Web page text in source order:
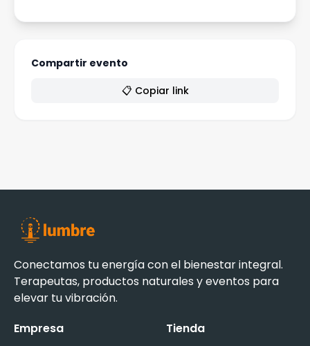
Compartir evento
📋 Copiar link
Conectamos tu energía con el bienestar integral.
Terapeutas, productos naturales y eventos para
elevar tu vibración.
Empresa
Tienda